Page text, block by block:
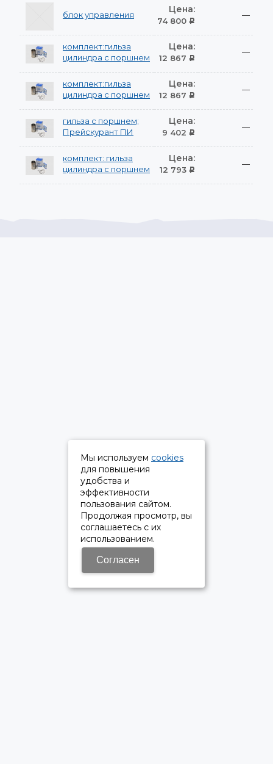
блок управления Цена:
74 800 Р
—
комплект:гильза
цилиндра с поршнем
Цена:
12 867 Р
—
комплект:гильза
цилиндра с поршнем
Цена:
12 867 Р
—
гильза с поршнем;
Прейскурант ПИ
Цена:
9 402 Р
—
комплект: гильза
цилиндра с поршнем
Цена:
12 793 Р
—
Мы используем cookies
для повышения
удобства и
эффективности
пользования сайтом.
Продолжая просмотр, вы
соглашаетесь с их
использованием.
Согласен